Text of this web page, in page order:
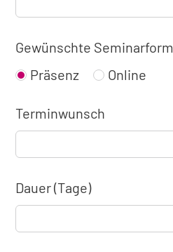
Gewünschte Seminarform
Präsenz
Online
Terminwunsch
Dauer (Tage)